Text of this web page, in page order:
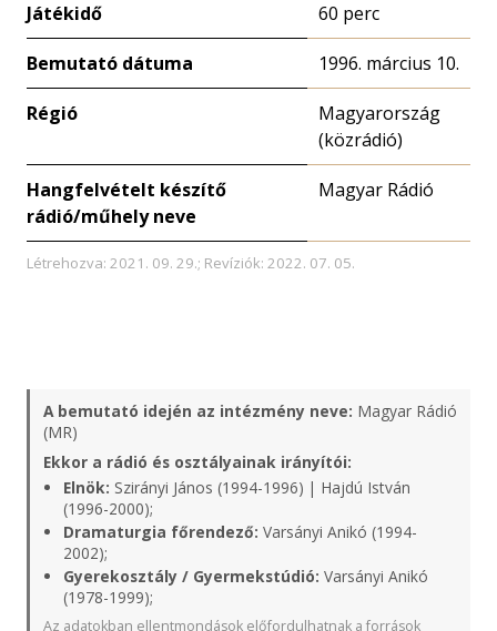
Játékidő 60 perc
Bemutató dátuma 1996. március 10.
Régió
Magyarország
(közrádió)
Hangfelvételt készítő
rádió/műhely neve
Magyar Rádió
Létrehozva: 2021. 09. 29.; Revíziók: 2022. 07. 05.
A bemutató idején az intézmény neve: Magyar Rádió
(MR)
Ekkor a rádió és osztályainak irányítói:
Elnök: Szirányi János (1994-1996) | Hajdú István
(1996-2000);
Dramaturgia főrendező: Varsányi Anikó (1994-
2002);
Gyerekosztály / Gyermekstúdió: Varsányi Anikó
(1978-1999);
Az adatokban ellentmondások előfordulhatnak a források